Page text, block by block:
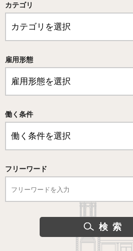
カテゴリ
雇用形態
働く条件
フリーワード